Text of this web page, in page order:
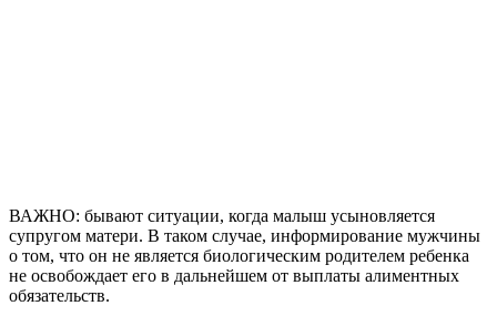
ВАЖНО: бывают ситуации, когда малыш усыновляется
супругом матери. В таком случае, информирование мужчины
о том, что он не является биологическим родителем ребенка
не освобождает его в дальнейшем от выплаты алиментных
обязательств.